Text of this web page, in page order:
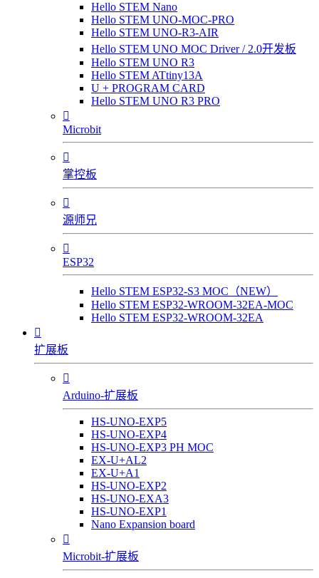
Hello STEM Nano
Hello STEM UNO-MOC-PRO
Hello STEM UNO-R3-AIR
Hello STEM UNO MOC Driver / 2.0开发板
Hello STEM UNO R3
Hello STEM ATtiny13A
U + PROGRAM CARD
Hello STEM UNO R3 PRO

Microbit

掌控板

源师兄

ESP32
Hello STEM ESP32-S3 MOC（NEW）
Hello STEM ESP32-WROOM-32EA-MOC
Hello STEM ESP32-WROOM-32EA

扩展板

Arduino-扩展板
HS-UNO-EXP5
HS-UNO-EXP4
HS-UNO-EXP3 PH MOC
EX-U+AL2
EX-U+A1
HS-UNO-EXP2
HS-UNO-EXA3
HS-UNO-EXP1
Nano Expansion board

Microbit-扩展板